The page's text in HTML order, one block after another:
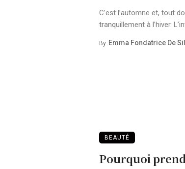
C’est l’automne et, tout
tranquillement à l’hiver.
By Emma Fondatrice De
BEAUTÉ
Pourquoi